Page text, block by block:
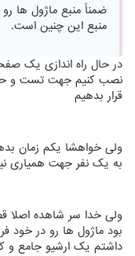
ضمناً منبع ماژول ها
منبع این چنین است.
در حال راه اندازی یک
نصب کنیم جهت تست و
قرار بدهیم
ولی خواهشا یکم زمان
به یک نفر جهت همیاری
ولی خدا سر شاهده اصلا
بود ماژول ها رو در خود
داشتم یک ارشیو جامع و